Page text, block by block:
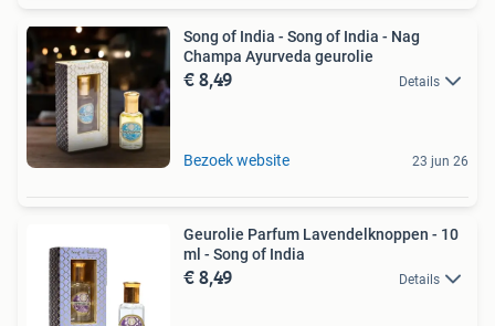
Song of India - Song of India - Nag
Champa Ayurveda geurolie
€ 8,49 Details
Bezoek website 23 jun 26
Geurolie Parfum Lavendelknoppen - 10
ml - Song of India
€ 8,49 Details